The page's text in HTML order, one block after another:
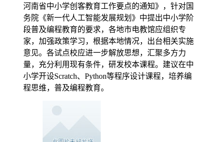
河南省中小学创客教育工作要点的通知》，针对国
务院《新一代人工智能发展规划》中提出中小学阶
段普及编程教育的要求，各地市电教馆应组织专
家，加强政策学习，根据本地情况，出台相关实施
意见。各试点校应进一步解放思想，汇聚多方力
量，充分利用现有条件，研发校本课程。建议在中
小学开设Scratch、Python等程序设计课程，培养编
程思维，普及编程教育。